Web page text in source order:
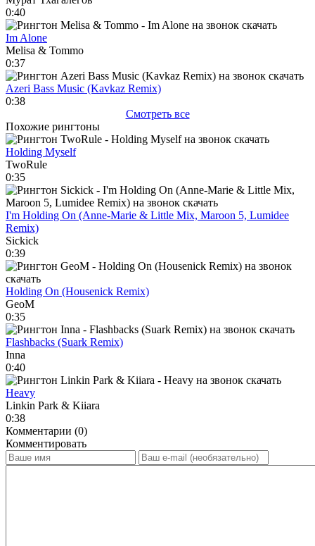
0:40
Im Alone
Melisa & Tommo
0:37
Azeri Bass Music (Kavkaz Remix)
0:38
Смотреть все
Похожие рингтоны
Holding Myself
TwoRule
0:35
I'm Holding On (Anne-Marie & Little Mix, Maroon 5, Lumidee
Remix)
Sickick
0:39
Holding On (Housenick Remix)
GeoM
0:35
Flashbacks (Suark Remix)
Inna
0:40
Heavy
Linkin Park & Kiiara
0:38
Комментарии (0)
Комментировать